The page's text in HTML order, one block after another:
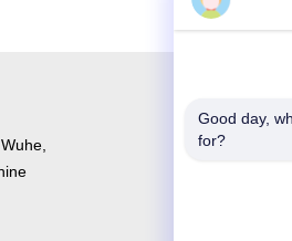
Good day,
for?